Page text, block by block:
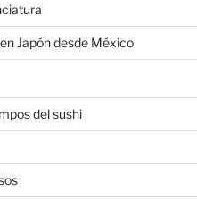
Japón desde México
del sushi